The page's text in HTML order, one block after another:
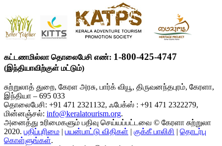
கட்டணமில்லா தொலைபேசி எண்: 1-800-425-4747
(இந்தியாவிற்குள் மட்டும்)
சுற்றுலாத் துறை, கேரள அரசு, பார்க் வியூ, திருவனந்தபுரம், கேரளா,
இந்தியா – 695 033
தொலைபேசி: +91 471 2321132, ஃபேக்ஸ் : +91 471 2322279,
மின்னஞ்சல்: info@keralatourism.org.
அனைத்து உரிமைகளும் பதிவு செய்யப்பட்டவை © கேரளா சுற்றுலா
2020. பதிப்புரிமை | பயன்பாட்டு விதிகள் | குக்கீ பாலிசி | தொடர்பு
கொள்ளுங்கள்.